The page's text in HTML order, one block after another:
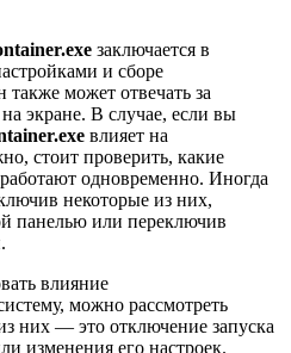
заключается в
и сборе
может отвечать за
экране. В случае, если вы
влияет на
стоит проверить, какие
одновременно. Иногда
некоторые из них,
панелью или переключив
влияние
можно рассмотреть
них — это отключение запуска
изменения его настроек.